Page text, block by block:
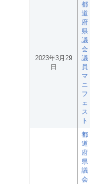
2023年3月29
日
都
道
府
県
議
会
議
員
マ
ニ
フ
ェ
ス
ト
都
道
府
県
議
会